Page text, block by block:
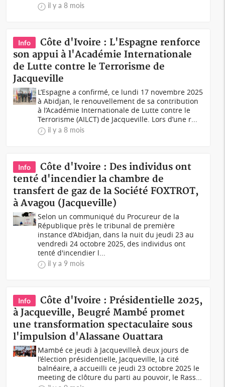
il y a 8 mois
Info
Côte d'Ivoire : L'Espagne renforce
son appui à l'Académie Internationale
de Lutte contre le Terrorisme de
Jacqueville
L’Espagne a confirmé, ce lundi 17 novembre 2025
à Abidjan, le renouvellement de sa contribution
à l’Académie Internationale de Lutte contre le
Terrorisme (AILCT) de Jacqueville. Lors d’une r...
il y a 8 mois
Info
Côte d'Ivoire : Des individus ont
tenté d'incendier la chambre de
transfert de gaz de la Société FOXTROT,
à Avagou (Jacqueville)
Selon un communiqué du Procureur de la
République près le tribunal de première
instance d’Abidjan, dans la nuit du jeudi 23 au
vendredi 24 octobre 2025, des individus ont
tenté d'incendier l...
il y a 9 mois
Info
Côte d'Ivoire : Présidentielle 2025,
à Jacqueville, Beugré Mambé promet
une transformation spectaculaire sous
l'impulsion d'Alassane Ouattara
Mambé ce jeudi à JacquevilleÀ deux jours de
l’élection présidentielle, Jacqueville, la cité
balnéaire, a accueilli ce jeudi 23 octobre 2025 le
meeting de clôture du parti au pouvoir, le Rass...